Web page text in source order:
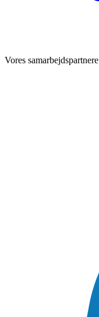
Vores samarbejdspartnere